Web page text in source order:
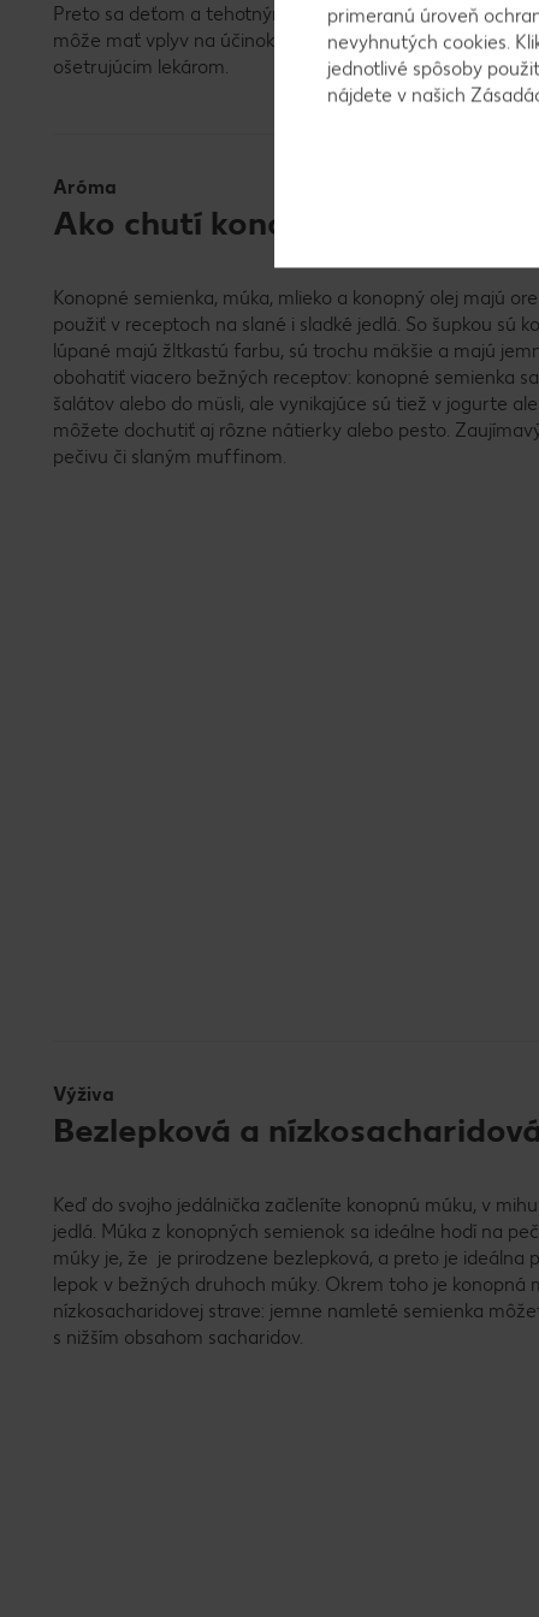
Preto sa deťom a tehotným ženám neodporúča
môže mať vplyv na účinok liekov, mali by ste
ošetrujúcim lekárom.
Aróma
Ako chutí konope?
Konopné semienka, múka, mlieko a konopný olej majú
použiť v receptoch na slané i sladké jedlá. So šupkou sú
lúpané majú žltkastú farbu, sú trochu mäkšie a majú
obohatiť viacero bežných receptov: konopné semienka
šalátov alebo do müsli, ale vynikajúce sú tiež v jogurte
môžete dochutiť aj rôzne nátierky alebo pesto.
pečivu či slaným muffinom.
Výživa
Bezlepková a
Keď do svojho jedálnička začleníte konopnú múku, v
jedlá. Múka z konopných semienok sa ideálne hodí na
múky je, že je prirodzene bezlepková, a preto je ideálna
lepok v bežných druhoch múky. Okrem toho je konopná
nízkosacharidovej strave: jemne namleté semienka
s nižším obsahom sacharidov.
primeranú úroveň
nevyhnutých cookies.
jednotlivé spôsoby
nájdete v našich